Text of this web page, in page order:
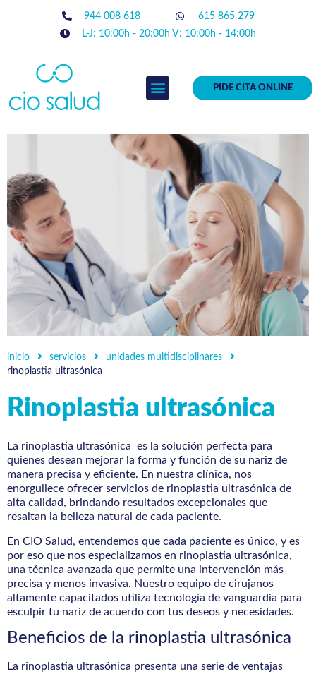
944 008 618
615 865 279
L-J: 10:00h - 20:00h V: 10:00h - 14:00h
PIDE CITA ONLINE
inicio servicios
unidades multidisciplinares
rinoplastia ultrasónica
Rinoplastia ultrasónica
La rinoplastia ultrasónica es la solución perfecta para
quienes desean mejorar la forma y función de su nariz de
manera precisa y eficiente. En nuestra clínica, nos
enorgullece ofrecer servicios de rinoplastia ultrasónica de
alta calidad, brindando resultados excepcionales que
resaltan la belleza natural de cada paciente.
En CIO Salud, entendemos que cada paciente es único, y es
por eso que nos especializamos en rinoplastia ultrasónica,
una técnica avanzada que permite una intervención más
precisa y menos invasiva. Nuestro equipo de cirujanos
altamente capacitados utiliza tecnología de vanguardia para
esculpir tu nariz de acuerdo con tus deseos y necesidades.
Beneficios de la rinoplastia ultrasónica
La rinoplastia ultrasónica presenta una serie de ventajas